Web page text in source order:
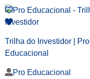
Trilha do Investidor | Pro
Educacional
Pro Educacional